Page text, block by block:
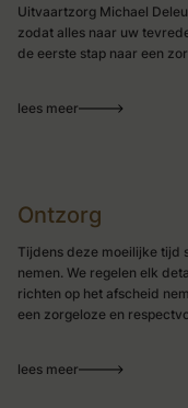
Uitvaartzorg Michael
zodat alles naar uw
de eerste stap naar een
lees meer
Ontzorg
Tijdens deze moeilijke tijd
nemen. We regelen elk
richten op het afscheid
een zorgeloze en
lees meer